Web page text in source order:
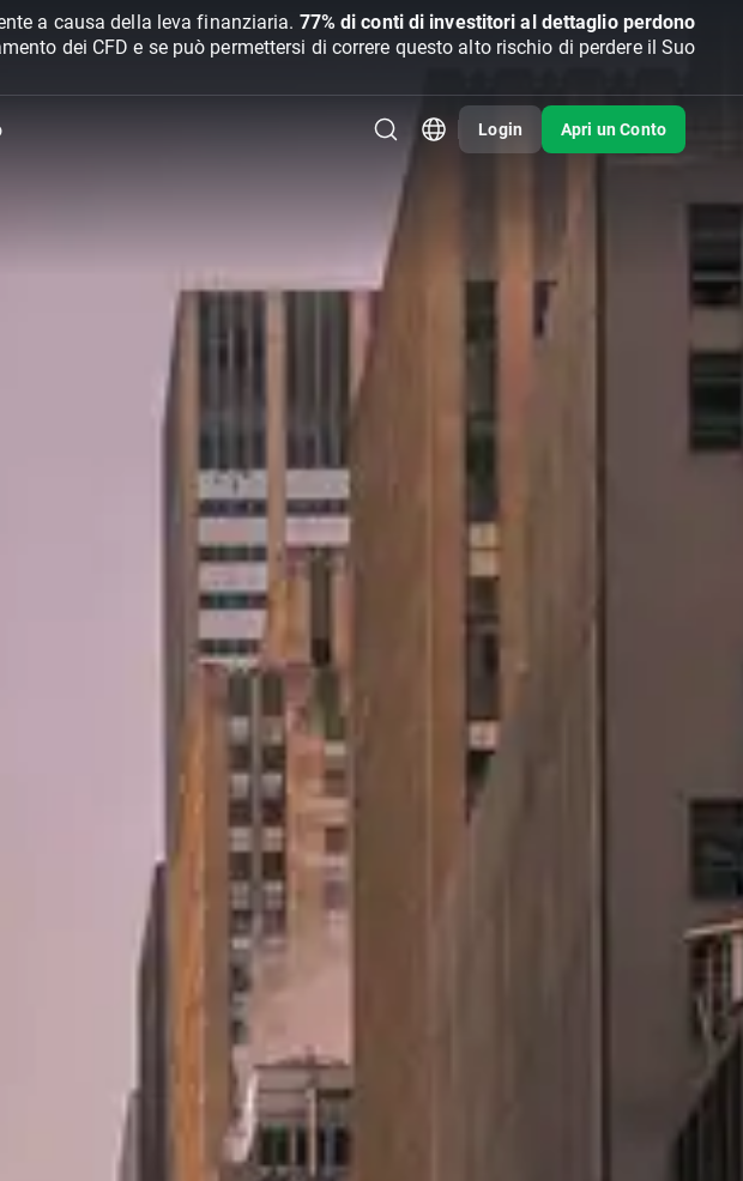
a causa della leva finanziaria. 77% di conti di investitori al dettaglio perdono
dei CFD e se può permettersi di correre questo alto rischio di perdere il Suo
Login Apri un Conto